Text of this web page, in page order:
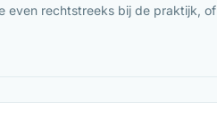
even rechtstreeks bij de praktijk, of